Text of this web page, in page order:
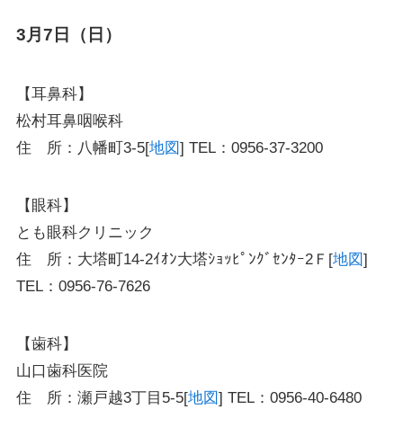
3月7日（日）
【耳鼻科】
松村耳鼻咽喉科
住 所：八幡町3-5[地図] TEL：0956-37-3200
【眼科】
とも眼科クリニック
住 所：大塔町14-2ｲｵﾝ大塔ｼｮｯﾋﾟﾝｸﾞｾﾝﾀｰ2Ｆ[地図]
TEL：0956-76-7626
【歯科】
山口歯科医院
住 所：瀬戸越3丁目5-5[地図] TEL：0956-40-6480